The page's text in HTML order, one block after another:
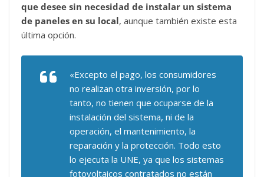
que desee sin necesidad de instalar un sistema
de paneles en su local, aunque también existe esta
última opción.
«Excepto el pago, los consumidores
no realizan otra inversión, por lo
tanto, no tienen que ocuparse de la
instalación del sistema, ni de la
operación, el mantenimiento, la
reparación y la protección. Todo esto
lo ejecuta la UNE, ya que los sistemas
fotovoltaicos contratados no están